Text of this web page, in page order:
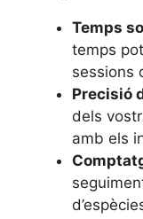
Temps
temps
sessions
Precisió
dels
amb els